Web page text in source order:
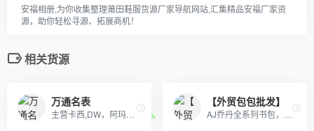
安福相册,为你收集整理莆田鞋服货源厂家导航网站,汇集精品安福厂家资
源，助你轻松寻源、拓展商机！
相关货源
万通名表 【外贸包包批发】